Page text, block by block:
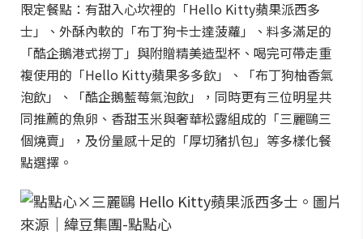
限定餐點：有甜入心坎裡的「Hello Kitty蘋果派西多
士」、外酥內軟的「布丁狗卡士達菠蘿」、料多滿足的
「酷企鵝港式撈丁」與附贈精美造型杯、喝完可帶走重
複使用的「Hello Kitty蘋果多多飲」、「布丁狗柚香氣
泡飲」、「酷企鵝藍莓氣泡飲」，同時更有三位明星共
同推薦的魚卵、香甜玉米與奢華松露組成的「三麗鷗三
個燒賣」，及份量感十足的「厚切豬扒包」等多樣化餐
點選擇。